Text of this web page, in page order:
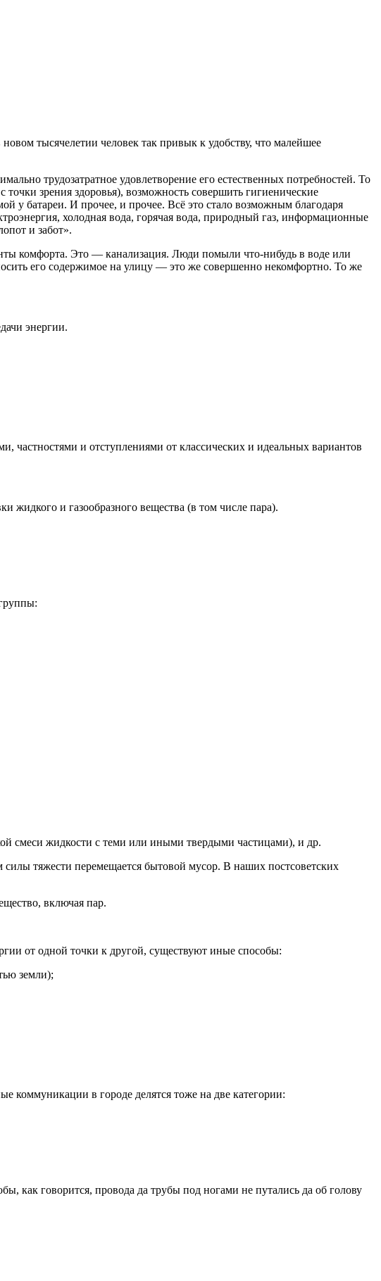
тысячелетии человек так привык к удобству, что малейшее
трудозатратное удовлетворение его естественных потребностей. То
зрения здоровья), возможность совершить гигиенические
у батареи. И прочее, и прочее. Всё это стало возможным благодаря
холодная вода, горячая вода, природный газ, информационные
и забот».
комфорта. Это — канализация. Люди помыли что-нибудь в воде или
его содержимое на улицу — это же совершенно некомфортно. То же
энергии.
частностями и отступлениями от классических и идеальных вариантов
и газообразного вещества (в том числе пара).
смеси жидкости с теми или иными твердыми частицами), и др.
тяжести перемещается бытовой мусор. В наших постсоветских
включая пар.
от одной точки к другой, существуют иные способы:
земли);
коммуникации в городе делятся тоже на две категории:
как говорится, провода да трубы под ногами не путались да об голову